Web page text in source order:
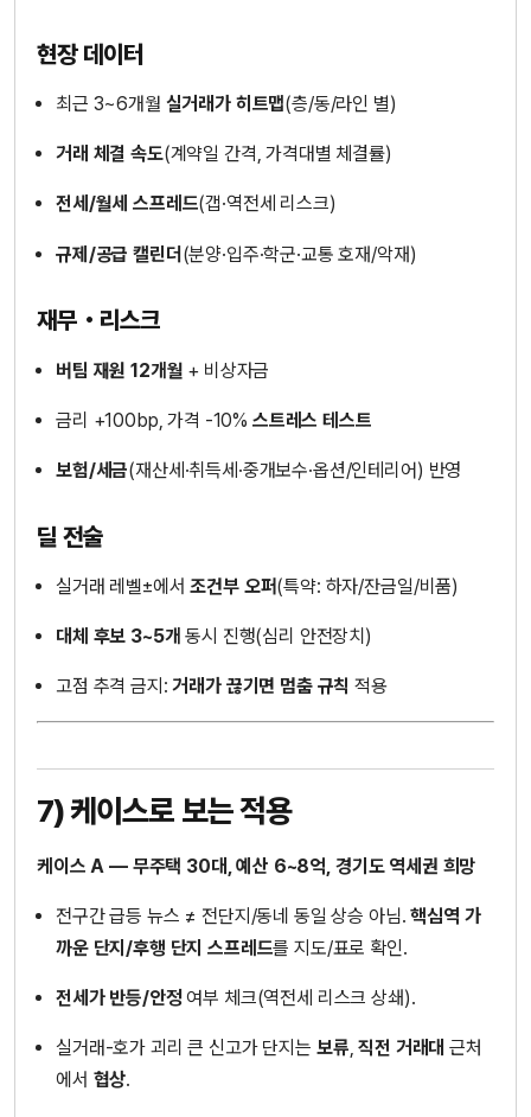
현장 데이터
최근 3~6개월 실거래가 히트맵(층/동/라인 별)
거래 체결 속도(계약일 간격, 가격대별 체결률)
전세/월세 스프레드(갭·역전세 리스크)
규제/공급 캘린더 (분양·입주·학군·교통 호재/악재)
재무・리스크
버팀 재원 12개월 + 비상자금
금리 +100bp, 가격 -10% 스트레스 테스트
보험/세금(재산세·취득세·중개보수·옵션/인테리어) 반영
딜 전술
실거래 레벨±에서조건부 오퍼(특약: 하자/잔금일/비품)
대체 후보 3~5개 동시 진행(심리 안전장치)
고점 추격 금지:거래가 끊기면 멈춤 규칙 적용
7) 케이스로 보는 적용
케이스 A — 무주택 30대, 예산 6~8억, 경기도 역세권 희망
전구간 급등 뉴스 ≠ 전단지/동네 동일 상승 아님.핵심역 가
까운 단지/후행 단지 스프레드를 지도/표로 확인.
전세가 반등/안정여부 체크(역전세 리스크 상쇄).
실거래-호가 괴리 큰 신고가 단지는 보류,직전 거래대 근처
에서 협상.